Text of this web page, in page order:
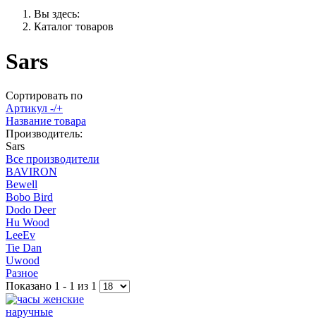
Вы здесь:
Каталог товаров
Sars
Сортировать по
Артикул -/+
Название товара
Производитель:
Sars
Все производители
BAVIRON
Bewell
Bobo Bird
Dodo Deer
Hu Wood
LeeEv
Tie Dan
Uwood
Разное
Показано 1 - 1 из 1